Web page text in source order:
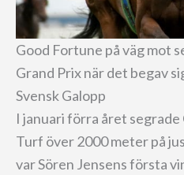
Good Fortune på väg mot
Grand Prix när det begav
Svensk Galopp
I januari förra året
Turf över 2000 meter på
var Sören Jensens första